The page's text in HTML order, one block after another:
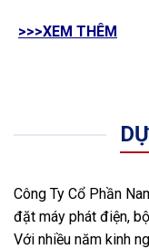
>>>XEM THÊM
Công Ty Cổ Phần
đặt máy phát điện,
Với nhiều năm kinh